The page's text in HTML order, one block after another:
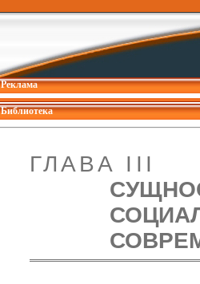
Реклама
Библиотека
ГЛАВА III